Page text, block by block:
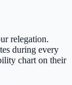
relegation.
during every
chart on their